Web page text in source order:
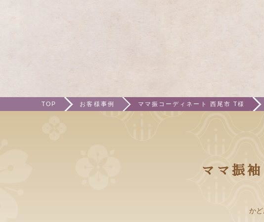
TOP お客様事例 ママ振コーディネート 西尾市 T様
ママ振
か